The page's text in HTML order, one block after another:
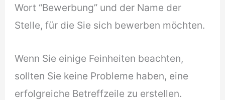
Wort “Bewerbung” und der Name der
Stelle, für die Sie sich bewerben möchten.
Wenn Sie einige Feinheiten beachten,
sollten Sie keine Probleme haben, eine
erfolgreiche Betreffzeile zu erstellen.